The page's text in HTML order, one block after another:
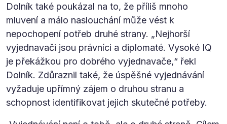
Dolník také poukázal na to, že příliš mnoho
mluvení a málo naslouchání může vést k
nepochopení potřeb druhé strany. „Nejhorší
vyjednavači jsou právníci a diplomaté. Vysoké IQ
je překážkou pro dobrého vyjednavače,“ řekl
Dolník. Zdůraznil také, že úspěšné vyjednávání
vyžaduje upřímný zájem o druhou stranu a
schopnost identifikovat jejich skutečné potřeby.